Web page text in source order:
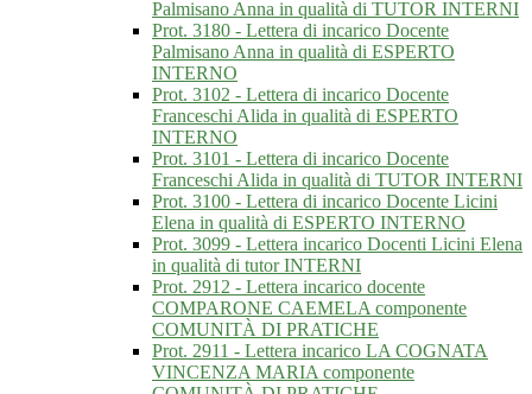
Palmisano Anna in qualità di TUTOR INTERNI
Prot. 3180 - Lettera di incarico Docente
Palmisano Anna in qualità di ESPERTO
INTERNO
Prot. 3102 - Lettera di incarico Docente
Franceschi Alida in qualità di ESPERTO
INTERNO
Prot. 3101 - Lettera di incarico Docente
Franceschi Alida in qualità di TUTOR INTERNI
Prot. 3100 - Lettera di incarico Docente Licini
Elena in qualità di ESPERTO INTERNO
Prot. 3099 - Lettera incarico Docenti Licini Elena
in qualità di tutor INTERNI
Prot. 2912 - Lettera incarico docente
COMPARONE CAEMELA componente
COMUNITÀ DI PRATICHE
Prot. 2911 - Lettera incarico LA COGNATA
VINCENZA MARIA componente